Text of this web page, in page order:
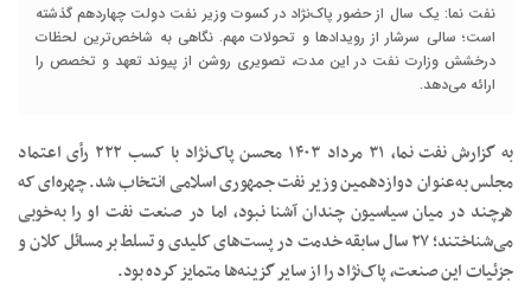
نفت نما: یک سال از حضور پاک‌نژاد در کسوت وزیر نفت دولت چهاردهم گذشته
است؛ سالی سرشار از رویدادها و تحولات مهم. نگاهی به شاخص‌ترین لحظات
درخشش وزارت نفت در این مدت، تصویری روشن از پیوند تعهد و تخصص را
ارائه می‌دهد.
به گزارش نفت نما، ۳۱ مرداد ۱۴۰۳ محسن پاک‌نژاد با کسب ۲۲۲ رأی اعتماد
مجلس به‌عنوان دوازدهمین وزیر نفت جمهوری اسلامی انتخاب شد. چهره‌ای که
هرچند در میان سیاسیون چندان آشنا نبود، اما در صنعت نفت او را به‌خوبی
می‌شناختند؛ ۲۷ سال سابقه خدمت در پست‌های کلیدی و تسلط بر مسائل کلان و
جزئیات این صنعت، پاک‌نژاد را از سایر گزینه‌ها متمایز کرده بود.